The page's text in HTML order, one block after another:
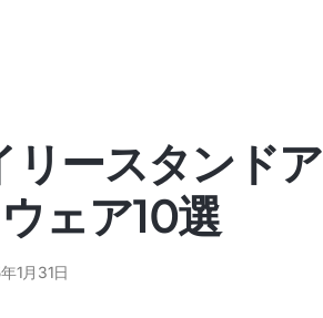
ースタンドア
ェア10選
1月31日